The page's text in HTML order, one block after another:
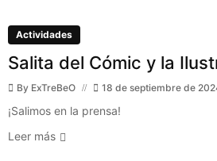
Actividades
Salita del Cómic y la
By ExTreBeO 18 de septiembre de
¡Salimos en la prensa!
Leer más